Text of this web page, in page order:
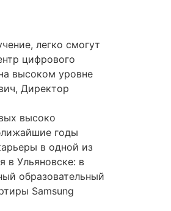
легко смогут
цифрового
высоком уровне
Директор
высоко
годы
в одной из
в Ульяновске: в
образовательный
Samsung